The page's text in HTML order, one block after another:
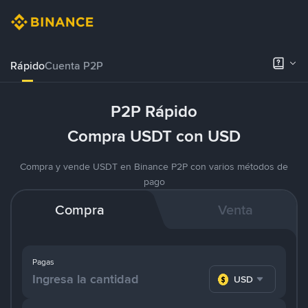
RápidoCuenta P2P
P2P Rápido
Compra USDT con USD
Compra y vende USDT en Binance P2P con varios métodos de
pago
Compra Venta
Pagas
USD